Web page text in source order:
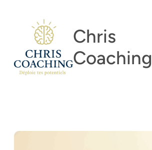
Chris
Coaching